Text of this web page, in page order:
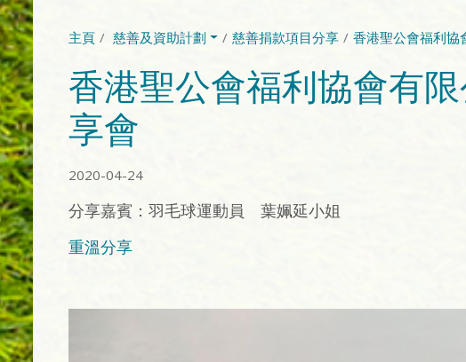
主頁 慈善及資助計劃 慈善捐款項目分享 香港聖公會福利協
香港聖公會福利協會有
享會
2020-04-24
分享嘉賓：羽毛球運動員 葉姵延小姐
重溫分享